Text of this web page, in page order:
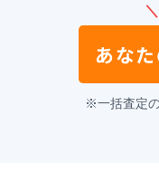
あな
※一括査定